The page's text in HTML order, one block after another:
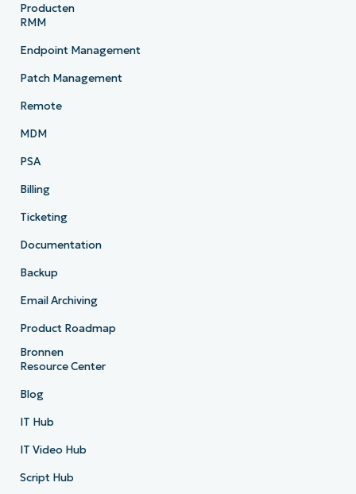
Producten
RMM
Endpoint Management
Patch Management
Remote
MDM
PSA
Billing
Ticketing
Documentation
Backup
Email Archiving
Product Roadmap
Bronnen
Resource Center
Blog
IT Hub
IT Video Hub
Script Hub